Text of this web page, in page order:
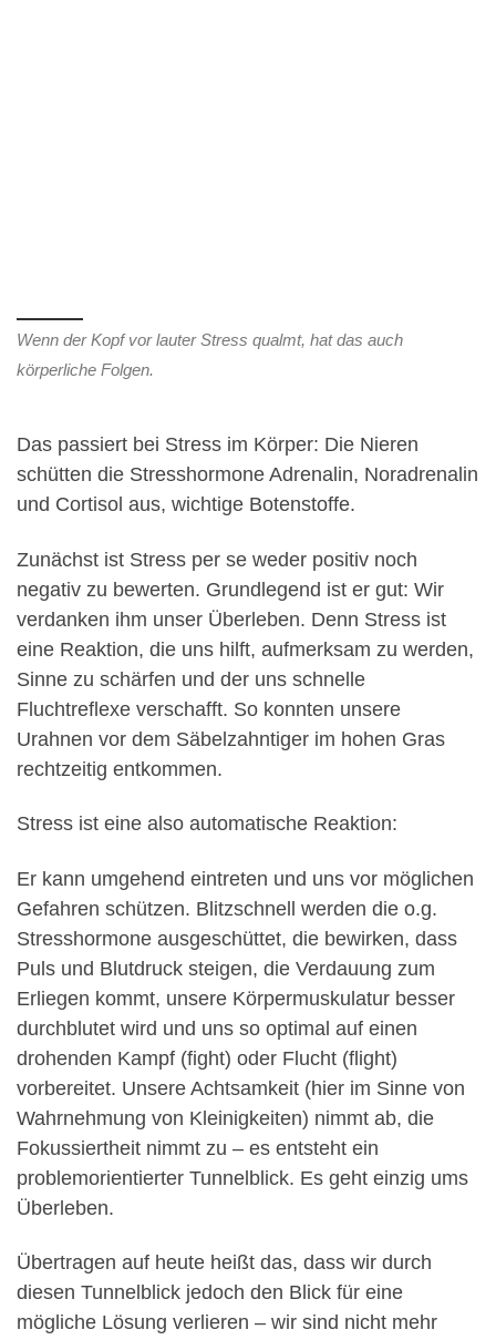
Wenn der Kopf vor lauter Stress qualmt, hat das auch
körperliche Folgen.
Das passiert bei Stress im Körper: Die Nieren
schütten die Stresshormone Adrenalin, Noradrenalin
und Cortisol aus, wichtige Botenstoffe.
Zunächst ist Stress per se weder positiv noch
negativ zu bewerten. Grundlegend ist er gut: Wir
verdanken ihm unser Überleben. Denn Stress ist
eine Reaktion, die uns hilft, aufmerksam zu werden,
Sinne zu schärfen und der uns schnelle
Fluchtreflexe verschafft. So konnten unsere
Urahnen vor dem Säbelzahntiger im hohen Gras
rechtzeitig entkommen.
Stress ist eine also automatische Reaktion:
Er kann umgehend eintreten und uns vor möglichen
Gefahren schützen. Blitzschnell werden die o.g.
Stresshormone ausgeschüttet, die bewirken, dass
Puls und Blutdruck steigen, die Verdauung zum
Erliegen kommt, unsere Körpermuskulatur besser
durchblutet wird und uns so optimal auf einen
drohenden Kampf (fight) oder Flucht (flight)
vorbereitet. Unsere Achtsamkeit (hier im Sinne von
Wahrnehmung von Kleinigkeiten) nimmt ab, die
Fokussiertheit nimmt zu – es entsteht ein
problemorientierter Tunnelblick. Es geht einzig ums
Überleben.
Übertragen auf heute heißt das, dass wir durch
diesen Tunnelblick jedoch den Blick für eine
mögliche Lösung verlieren – wir sind nicht mehr